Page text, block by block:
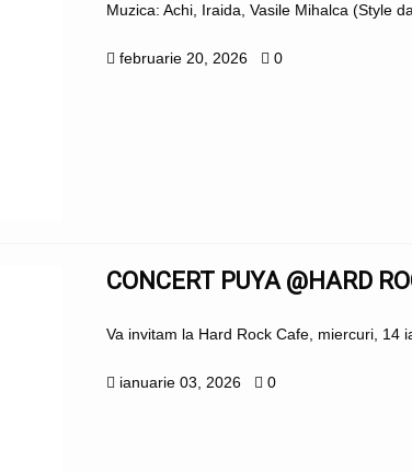
Muzica: Achi, Iraida, Vasile Mihalca (Style
februarie 20, 2026 0
CONCERT PUYA @HARD
Va invitam la Hard Rock Cafe, miercuri, 14
ianuarie 03, 2026 0